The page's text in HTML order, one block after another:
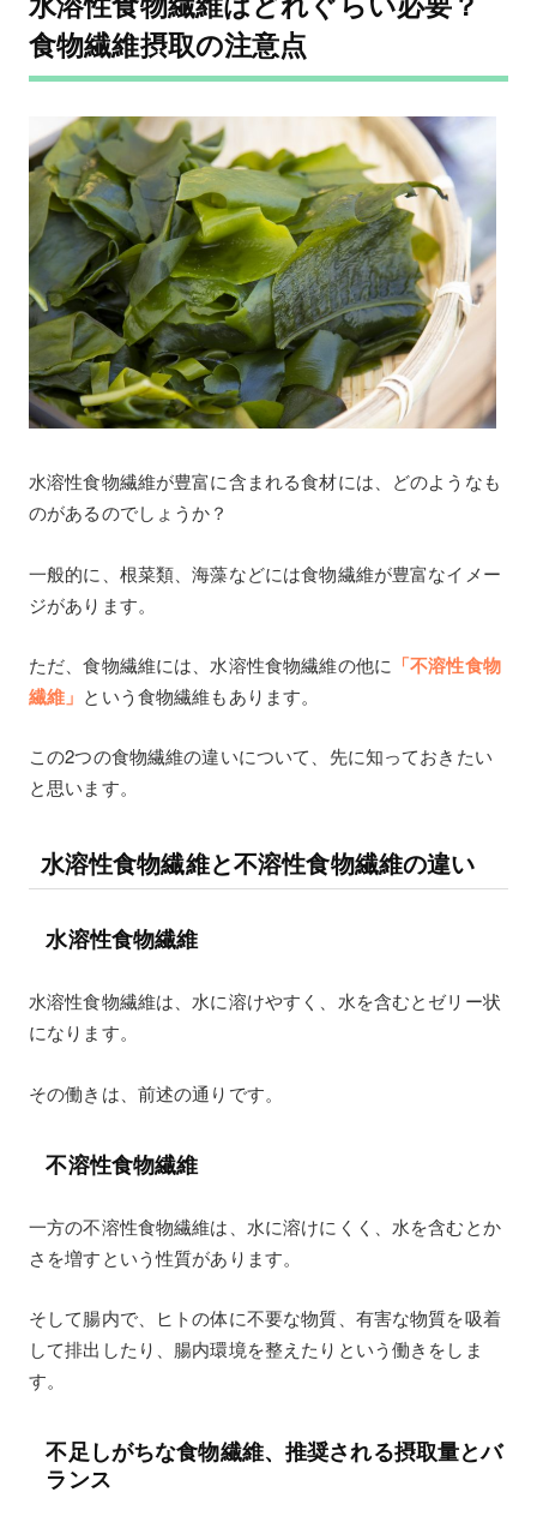
食物繊維摂取の注意点
水溶性食物繊維が豊富に含まれる食材には、どのようなも
のがあるのでしょうか？
一般的に、根菜類、海藻などには食物繊維が豊富なイメー
ジがあります。
ただ、食物繊維には、水溶性食物繊維の他に 「不溶性食物
繊維」 という食物繊維もあります。
この2つの食物繊維の違いについて、先に知っておきたい
と思います。
水溶性食物繊維と不溶性食物繊維の違い
水溶性食物繊維
水溶性食物繊維は、水に溶けやすく、水を含むとゼリー状
になります。
その働きは、前述の通りです。
不溶性食物繊維
一方の不溶性食物繊維は、水に溶けにくく、水を含むとか
さを増すという性質があります。
そして腸内で、ヒトの体に不要な物質、有害な物質を吸着
して排出したり、腸内環境を整えたりという働きをしま
す。
不足しがちな食物繊維、推奨される摂取量とバ
ランス